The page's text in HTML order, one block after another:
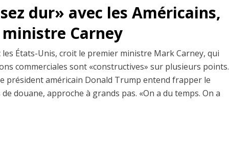
dur» avec les Américains,
Carney
les États-Unis, croit le premier ministre Mark Carney, qui
commerciales sont «constructives» sur plusieurs points.
président américain Donald Trump entend frapper le
douane, approche à grands pas. «On a du temps. On a